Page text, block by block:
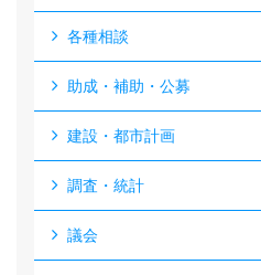
各種相談
助成・補助・公募
建設・都市計画
調査・統計
議会